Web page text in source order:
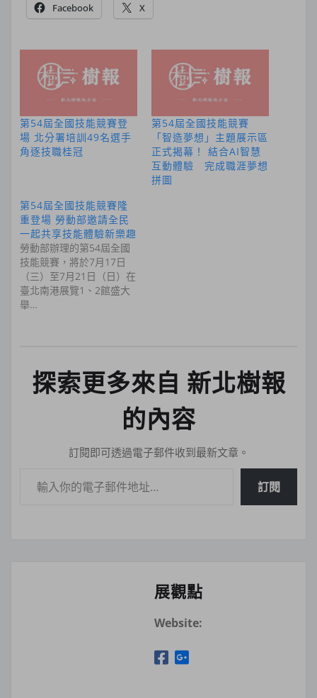
Facebook X
第54屆全國技能競賽登
場 北分署培訓49名選手
角逐技職桂冠
第54屆全國技能競賽
「智造夢想」主題展示區
正式揭幕！ 結合AI智慧
互動體驗 完成職涯夢想
拼圖
第54屆全國技能競賽隆
重登場 勞動部邀請全民
一起共享技能體驗新樂趣
勞動部辦理的第54屆全國
技能競賽，將於7月17日
（三）至7月21日（日）在
臺北南港展覽1、2館盛大
舉…
探索更多來自 新北樹報
的內容
訂閱即可透過電子郵件收到最新文章。
訂閱
展觀點
Website: